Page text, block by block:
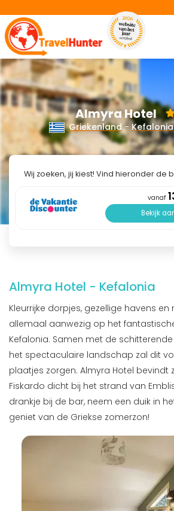
Almyra Hotel
Griekenland-Kefalonia
Wij zoeken, jij kiest! Vind hieronder de
vanaf
Bekijk
Almyra Hotel - Kefalonia
Kleurrijke dorpjes, gezellige havens
allemaal aanwezig op het
Kefalonia. Samen met de
het spectaculaire landschap zal dit
plaatjes zorgen. Almyra Hotel bevindt
Fiskardo dicht bij het strand van
drankje bij de bar, neem een duik in
geniet van de Griekse zomerzon!